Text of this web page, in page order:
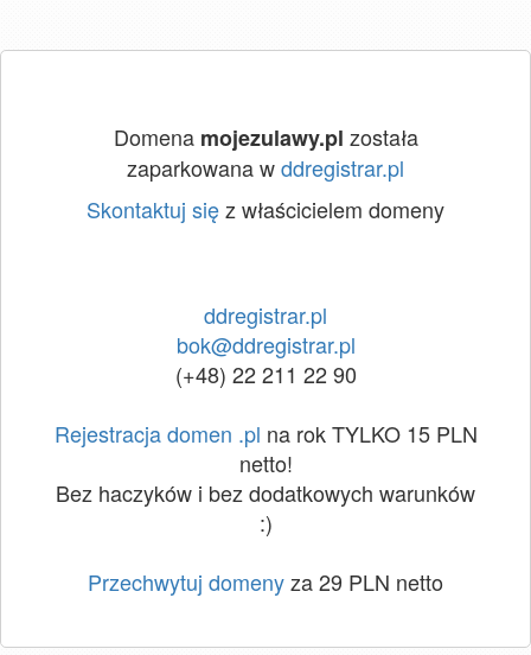
Domena mojezulawy.pl została
zaparkowana wddregistrar.pl
Skontaktuj sięz właścicielem domeny
ddregistrar.pl
bok@ddregistrar.pl
(+48) 22 211 22 90
Rejestracja domen .pl na rok TYLKO 15 PLN
netto!
Bez haczyków i bez dodatkowych warunków
:)
Przechwytuj domenyza 29 PLN netto